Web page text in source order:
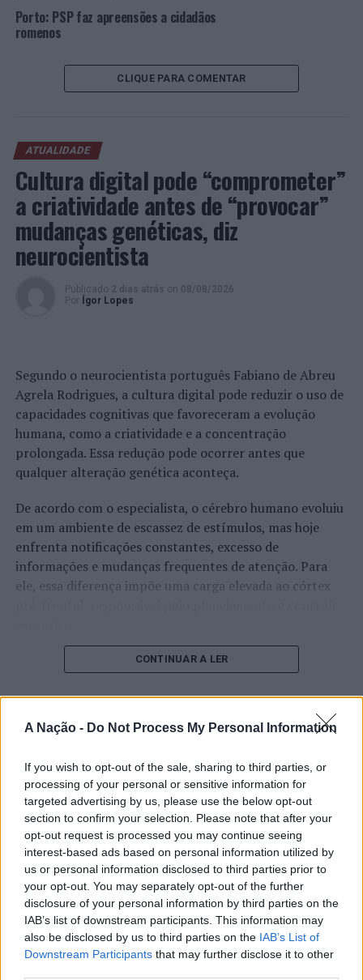
A Nação - Do Not Process My Personal Information
If you wish to opt-out of the sale, sharing to third parties, or
processing of your personal or sensitive information for
targeted advertising by us, please use the below opt-out
section to confirm your selection. Please note that after your
opt-out request is processed you may continue seeing
interest-based ads based on personal information utilized by
us or personal information disclosed to third parties prior to
your opt-out. You may separately opt-out of the further
disclosure of your personal information by third parties on the
IAB’s list of downstream participants. This information may
also be disclosed by us to third parties on the IAB’s List of
Downstream Participants that may further disclose it to other
habitualmente usadas pelos operacionais da PSP, bem
com uma pistola de alarme, conseguindo, assim, obter a
correspondência com as fotografias publicadas nas
aplicada a medida de coação de Termo de Identidade e
Residência com vista a dar continuidade às restantes
diligências processuais.
Foto: PSP.
DESTAQUE
PSP
NÃO PERCA
Lisboa: Onze detidos na Operação Quinta Limpa
Porto: PSP faz apreensões a cidadãos
romenos
CLIQUE PARA COMENTAR
ATUALIDADE
Cultura digital pode “comprometer”
a criatividade antes de “provocar”
mudanças genéticas, diz
neurocientista
Publicado 2 dias atrás on 08/08/2026
Por
Ígor Lopes
Segundo o neurocientista português Fabiano de Abreu
Agrela Rodrigues, a cultura digital pode reduzir o uso de
capacidades cognitivas que favoreceram a evolução
humana, como a criatividade e a concentração
prolongada. Essa redução pode ocorrer antes que
qualquer alteração genética aconteça.
De acordo com o especialista, o cérebro humano evoluiu
em um ambiente de escassez de estímulos, mas hoje
enfrenta notificações constantes, excesso de
informações e mudanças frequentes de atenção. Para
ele, essa diferença impõe uma carga elevada ao córtex
O pesquisador afirma que plataformas digitais também
cérebro, favorecendo a fadiga mental, a dificuldade de
manter a atenção e a procrastinação. Na sua visão,
tarefas inacabadas permanecem ativas na memória e
prolongado pode elevar os níveis de cortisol e
prejudicar o desempenho cognitivo.
Fabiano de Abreu Agrela Rodrigues ressalta que não há
evidências de que o ambiente digital provoque mudanças
genéticas na espécie humana. A adaptação observada,
afirma, ocorre por meio da neuroplasticidade, processo
pelo qual os circuitos neurais se reorganizam em
resposta às experiências.
“O principal desafio é preservar a capacidade de reflexão
CONTINUAR A LER
ATUALIDADE
“Millennium Estoril Open 2026”
regressou ao circuito ATP com
vitória do francês Luca Van Assche
Publicado 3 dias atrás on
07/08/2026
Por Ígor Lopes
O “Millennium Estoril Open 2026” decorreu entre os
dias 18 e 26 de julho, no Clube de Ténis do Estoril, em